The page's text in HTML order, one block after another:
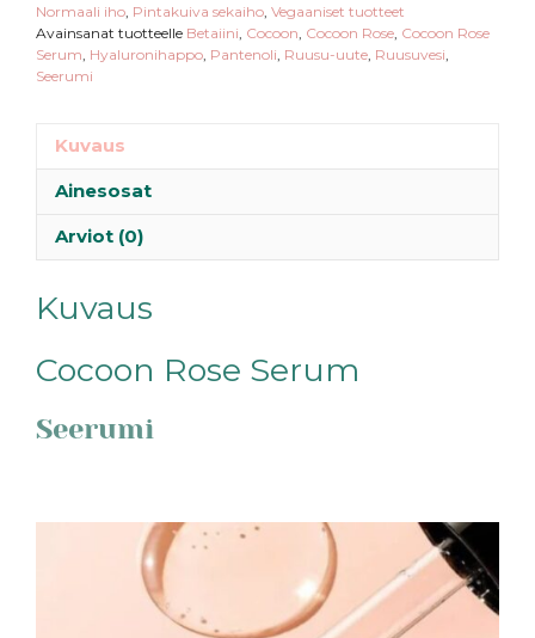
Normaali iho Pintakuiva sekaiho Vegaaniset tuotteet
Avainsanat tuotteelle Betaiini Cocoon Cocoon Rose Cocoon Rose
Serum Hyaluronihappo Pantenoli Ruusu-uute Ruusuvesi
Seerumi
Kuvaus
Ainesosat
Arviot (0)
Kuvaus
Cocoon Rose Serum
Seerumi